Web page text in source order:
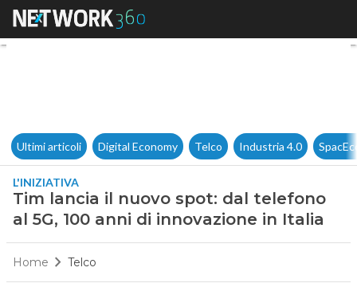
Tim lancia il nuovo spot: dal
Ultimi articoli Digital Economy Telco Industria 4.0
L'INIZIATIVA
Tim lancia il nuovo spot: dal telefono
al 5G, 100 anni di innovazione in Italia
Home Telco